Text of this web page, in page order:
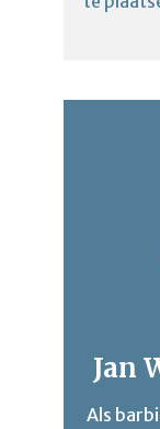
Jan
Als